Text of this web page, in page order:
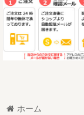
ホーム